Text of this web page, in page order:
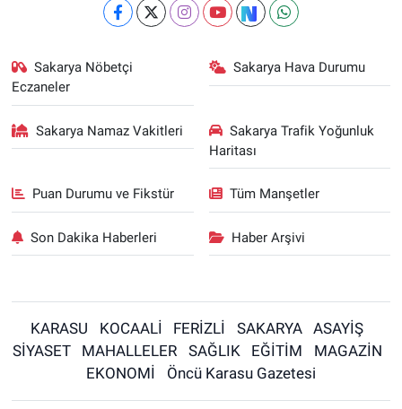
Sakarya Nöbetçi
Eczaneler
Sakarya Hava Durumu
Sakarya Namaz Vakitleri
Sakarya Trafik Yoğunluk
Haritası
Puan Durumu ve Fikstür Tüm Manşetler
Son Dakika Haberleri Haber Arşivi
KARASU KOCAALİ FERİZLİ SAKARYA
ASAYİŞ
SİYASET
MAHALLELER SAĞLIK EĞİTİM
MAGAZİN
EKONOMİ
Öncü Karasu Gazetesi